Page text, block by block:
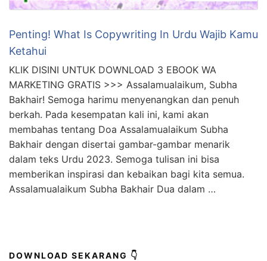
Penting! What Is Copywriting In Urdu Wajib Kamu
Ketahui
KLIK DISINI UNTUK DOWNLOAD 3 EBOOK WA
MARKETING GRATIS >>> Assalamualaikum, Subha
Bakhair! Semoga harimu menyenangkan dan penuh
berkah. Pada kesempatan kali ini, kami akan
membahas tentang Doa Assalamualaikum Subha
Bakhair dengan disertai gambar-gambar menarik
dalam teks Urdu 2023. Semoga tulisan ini bisa
memberikan inspirasi dan kebaikan bagi kita semua.
Assalamualaikum Subha Bakhair Dua dalam …
DOWNLOAD SEKARANG 👇